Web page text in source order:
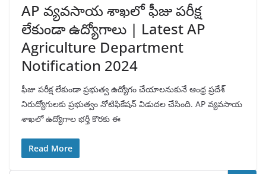
AP వ్యవసాయ శాఖలో ఫీజు పరీక్ష
లేకుండా ఉద్యోగాలు | Latest AP
Agriculture Department
Notification 2024
ఫీజు పరీక్ష లేకుండా ప్రభుత్వ ఉద్యోగం చేయాలనుకునే ఆంధ్ర ప్రదేశ్
నిరుద్యోగులకు ప్రభుత్వం నోటిఫికేషన్ విడుదల చేసింది. AP వ్యవసాయ
శాఖలో ఉద్యోగాల భర్తీ కొరకు ఈ
Read More